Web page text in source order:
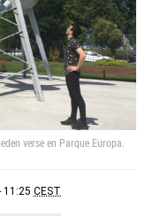
verse en Parque Europa.
11:25 CEST